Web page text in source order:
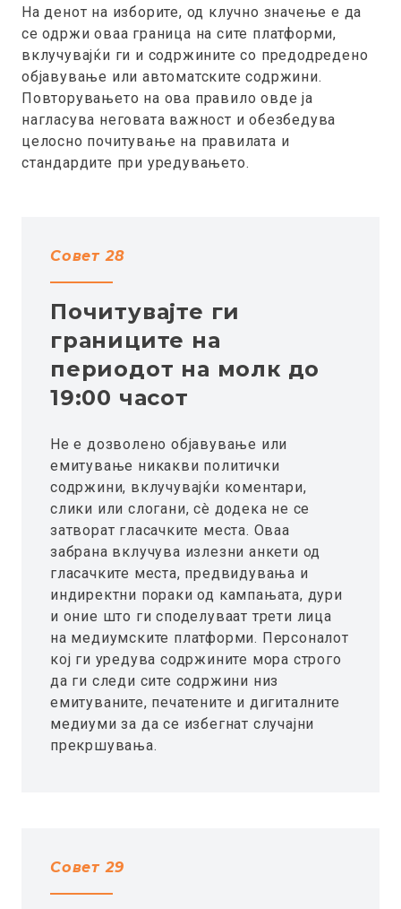
На денот на изборите, од клучно значење е да
се одржи оваа граница на сите платформи,
вклучувајќи ги и содржините со предодредено
објавување или автоматските содржини.
Повторувањето на ова правило овде ја
нагласува неговата важност и обезбедува
целосно почитување на правилата и
стандардите при уредувањето.
Совет 28
Почитувајте ги
границите на
периодот на молк до
19:00 часот
Не е дозволено објавување или
емитување никакви политички
содржини, вклучувајќи коментари,
слики или слогани, сè додека не се
затворат гласачките места. Оваа
забрана вклучува излезни анкети од
гласачките места, предвидувања и
индиректни пораки од кампањата, дури
и оние што ги споделуваат трети лица
на медиумските платформи. Персоналот
кој ги уредува содржините мора строго
да ги следи сите содржини низ
емитуваните, печатените и дигиталните
медиуми за да се избегнат случајни
прекршувања.
Совет 29